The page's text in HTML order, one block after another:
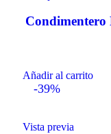
Condimentero
Añadir al carrito
-39%
Vista previa